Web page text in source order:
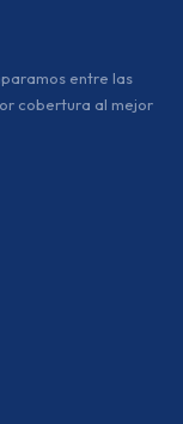
entre las
cobertura al mejor